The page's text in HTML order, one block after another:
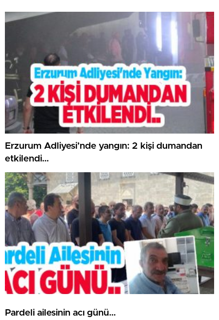
Erzurum Adliyesi’nde yangın: 2 kişi dumandan
etkilendi…
Pardeli ailesinin acı günü…